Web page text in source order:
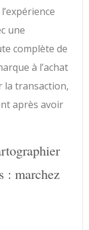
une
complète de
à l’achat
la transaction,
après avoir
: marchez